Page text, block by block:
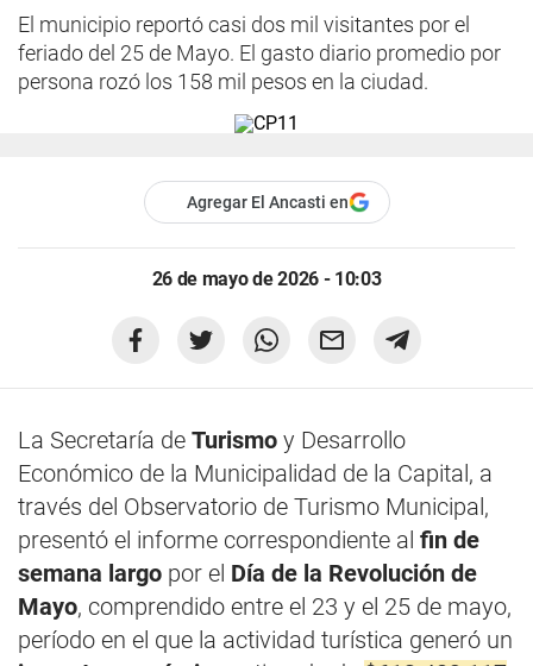
El municipio reportó casi dos mil visitantes por el
feriado del 25 de Mayo. El gasto diario promedio por
persona rozó los 158 mil pesos en la ciudad.
Agregar El Ancasti en
26 de mayo de 2026 - 10:03
La Secretaría de Turismo y Desarrollo
Económico de la Municipalidad de la Capital, a
través del Observatorio de Turismo Municipal,
presentó el informe correspondiente al fin de
semana largo por el Día de la Revolución de
Mayo, comprendido entre el 23 y el 25 de mayo,
período en el que la actividad turística generó un